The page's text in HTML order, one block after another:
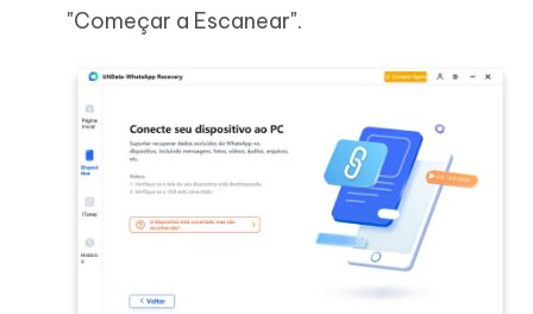
"Começar a Escanear".